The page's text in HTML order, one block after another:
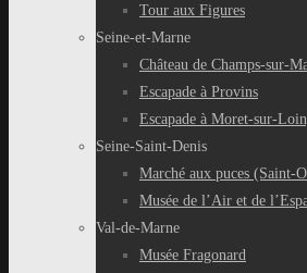
Tour aux Figures
Seine-et-Marne
Château de Champs-sur-
Escapade à Provins
Escapade à Moret-sur-
Seine-Saint-Denis
Marché aux puces (Saint-
Musée de l’Air et de
Val-de-Marne
Musée Fragonard